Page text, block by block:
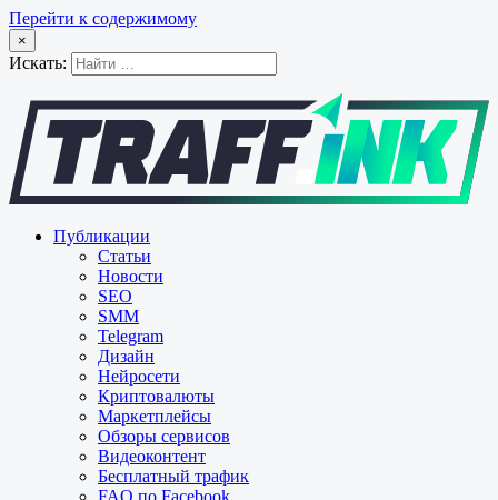
Перейти к содержимому
×
Искать:
Публикации
Статьи
Новости
SEO
SMM
Telegram
Дизайн
Нейросети
Криптовалюты
Маркетплейсы
Обзоры сервисов
Видеоконтент
Бесплатный трафик